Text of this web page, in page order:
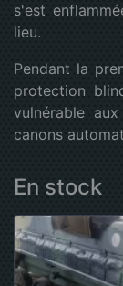
s'est
lieu.
Pendant la
protection
vulnérable
canons
En stock